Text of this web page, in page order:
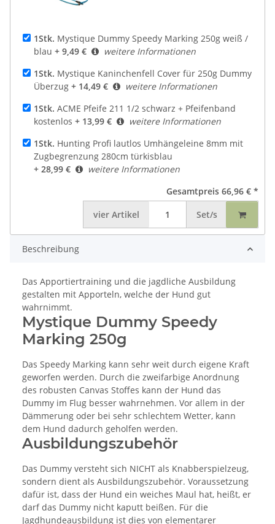
1Stk. Mystique Dummy Speedy Marking 250g weiß /
blau + 9,49 €
weitere Informationen
1Stk. Mystique Kaninchenfell Cover für 250g Dummy
Überzug + 14,49 €
weitere Informationen
1Stk. ACME Pfeife 211 1/2 schwarz + Pfeifenband
kostenlos + 13,99 €
weitere Informationen
1Stk. Hunting Profi lautlos Umhängeleine 8mm mit
Zugbegrenzung 280cm türkisblau
+ 28,99 €
weitere Informationen
Gesamtpreis 66,96 € *
vier Artikel Set/s
Beschreibung
Das Apportiertraining und die jagdliche Ausbildung
gestalten mit Apporteln, welche der Hund gut
wahrnimmt.
Mystique Dummy Speedy
Marking 250g
Das Speedy Marking kann sehr weit durch eigene Kraft
geworfen werden. Durch die zweifarbige Anordnung
des robusten Canvas Stoffes kann der Hund das
Dummy im Flug besser wahrnehmen. Vor allem in der
Dämmerung oder bei sehr schlechtem Wetter, kann
dem Hund dadurch geholfen werden.
Ausbildungszubehör
Das Dummy versteht sich NICHT als Knabberspielzeug,
sondern dient als Ausbildungszubehör. Voraussetzung
dafür ist, dass der Hund ein weiches Maul hat, heißt, er
darf das Dummy nicht kaputt beißen. Für die
Jagdhundeausbildung ist dies von elementarer